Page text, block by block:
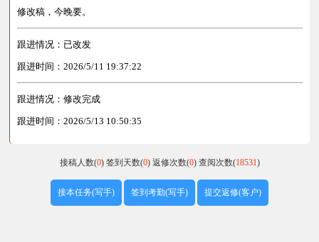
修改稿，今晚要。
跟进情况：已改发
跟进时间：2026/5/11 19:37:22
跟进情况：修改完成
跟进时间：2026/5/13 10:50:35
接稿人数(0) 签到天数(0) 返修次数(0) 查阅次数(18531)
接本任务(写手) 签到考勤(写手) 提交返修(客户)